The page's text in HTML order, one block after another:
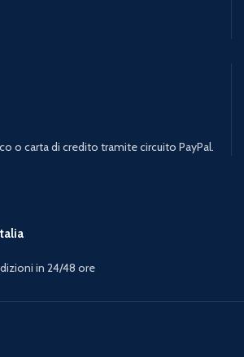
o carta di credito tramite circuito PayPal.
in 24/48 ore